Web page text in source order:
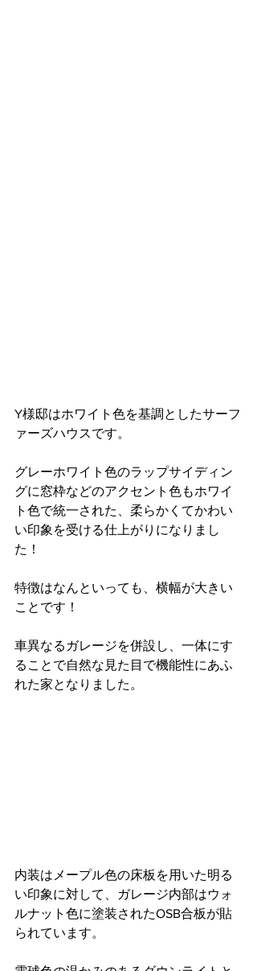
Y様邸はホワイト色を基調としたサーフ
ァーズハウスです。
グレーホワイト色のラップサイディン
グに窓枠などのアクセント色もホワイ
ト色で統一された、柔らかくてかわい
い印象を受ける仕上がりになりまし
た！
特徴はなんといっても、横幅が大きい
ことです！
車異なるガレージを併設し、一体にす
ることで自然な見た目で機能性にあふ
れた家となりました。
内装はメープル色の床板を用いた明る
い印象に対して、ガレージ内部はウォ
ルナット色に塗装されたOSB合板が貼
られています。